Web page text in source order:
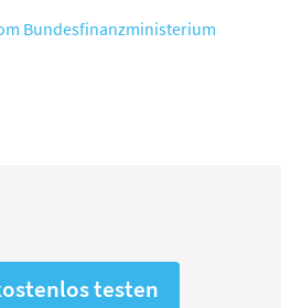
Bundesfinanzministerium
testen